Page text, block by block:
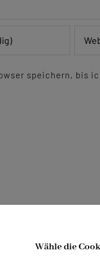
speichern, bis
Wähle die